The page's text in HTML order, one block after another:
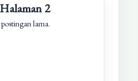
Halaman 2
lama.